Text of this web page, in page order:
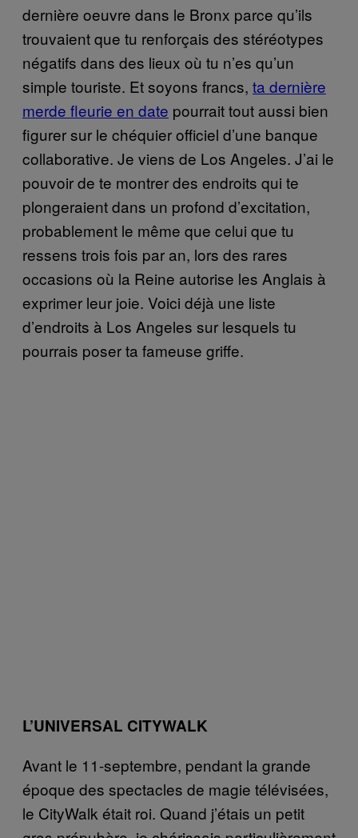
dernière oeuvre dans le Bronx parce qu’ils
trouvaient que tu renforçais des stéréotypes
négatifs dans des lieux où tu n’es qu’un
simple touriste. Et soyons francs, ta dernière
merde fleurie en date pourrait tout aussi bien
figurer sur le chéquier officiel d’une banque
collaborative. Je viens de Los Angeles. J’ai le
pouvoir de te montrer des endroits qui te
plongeraient dans un profond d’excitation,
probablement le même que celui que tu
ressens trois fois par an, lors des rares
occasions où la Reine autorise les Anglais à
exprimer leur joie. Voici déjà une liste
d’endroits à Los Angeles sur lesquels tu
pourrais poser ta fameuse griffe.
L’UNIVERSAL CITYWALK
Avant le 11-septembre, pendant la grande
époque des spectacles de magie télévisées,
le CityWalk était roi. Quand j’étais un petit